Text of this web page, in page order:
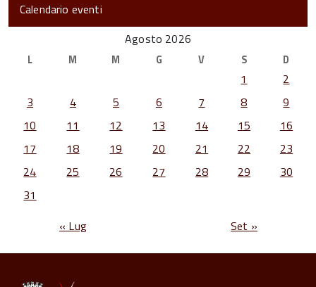
Calendario eventi
Agosto 2026
L M M G V S D
1
2
3
4 5 6 7 8
9
10
11 12 13 14 15
16
17
18 19 20 21 22
23
24
25 26 27 28 29
30
31
« Lug
Set »